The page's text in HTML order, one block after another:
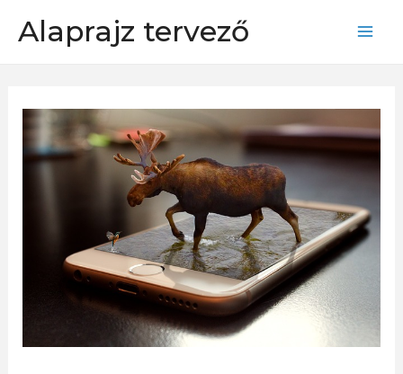
Alaprajz tervező